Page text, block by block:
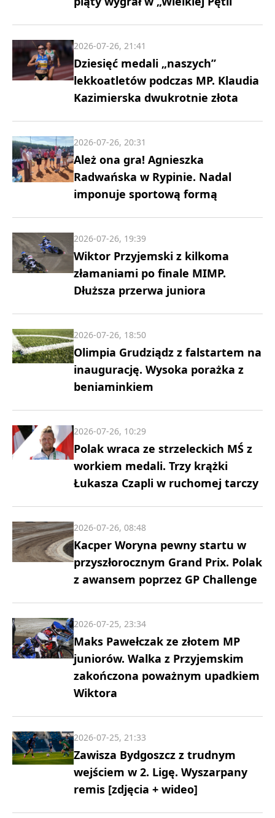
Dziesięć medali „naszych”
lekkoatletów podczas MP. Klaudia
Kazimierska dwukrotnie złota
2026-07-26, 21:41
Ależ ona gra! Agnieszka
Radwańska w Rypinie. Nadal
imponuje sportową formą
2026-07-26, 20:31
Wiktor Przyjemski z kilkoma
złamaniami po finale MIMP.
Dłuższa przerwa juniora
2026-07-26, 19:39
Olimpia Grudziądz z falstartem na
inaugurację. Wysoka porażka z
beniaminkiem
2026-07-26, 18:50
Polak wraca ze strzeleckich MŚ z
workiem medali. Trzy krążki
Łukasza Czapli w ruchomej tarczy
2026-07-26, 10:29
Kacper Woryna pewny startu w
przyszłorocznym Grand Prix. Polak
z awansem poprzez GP Challenge
2026-07-26, 08:48
Maks Pawełczak ze złotem MP
juniorów. Walka z Przyjemskim
zakończona poważnym upadkiem
Wiktora
2026-07-25, 23:34
Zawisza Bydgoszcz z trudnym
wejściem w 2. Ligę. Wyszarpany
remis [zdjęcia + wideo]
2026-07-25, 21:33